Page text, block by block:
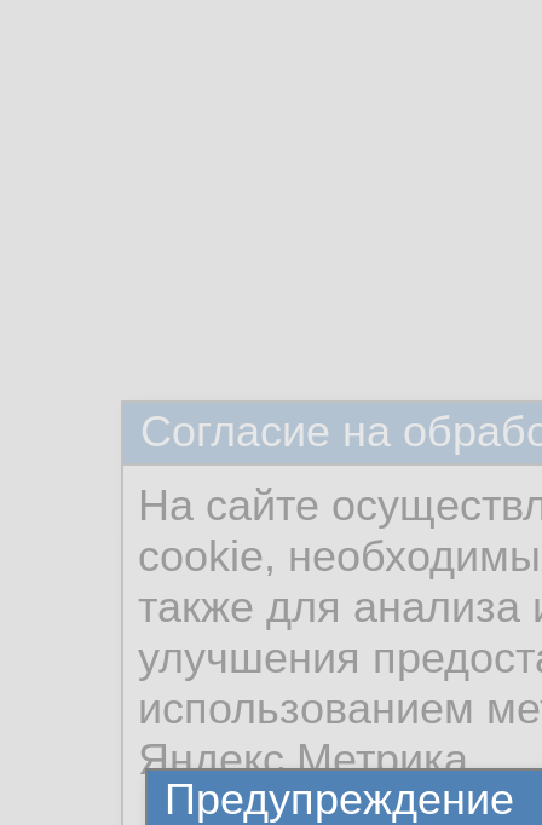
Предупреждение
Согласие на
На сайте
cookie,
также для анализа
улучшения
использованием
Яндекс.Метрика.